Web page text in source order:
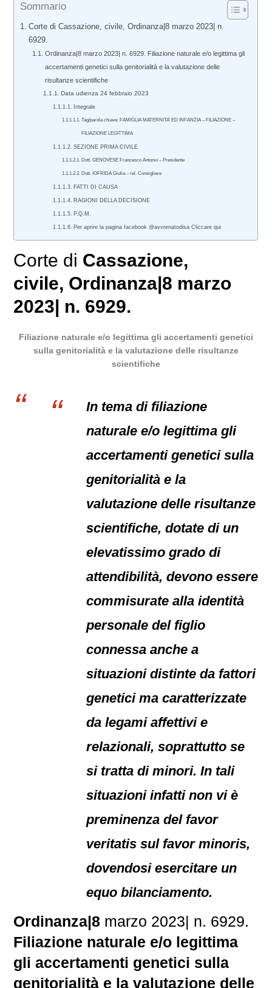
Sommario
Corte di Cassazione, civile, Ordinanza|8 marzo 2023| n.
6929.
Ordinanza|8 marzo 2023| n. 6929. Filiazione naturale e/o legittima gli
accertamenti genetici sulla genitorialità e la valutazione delle
risultanze scientifiche
Data udienza 24 febbraio 2023
Integrale
Tag/parola chiave: FAMIGLIA MATERNITA’ ED INFANZIA – FILIAZIONE –
FILIAZIONE LEGITTIMA
SEZIONE PRIMA CIVILE
Dott. GENOVESE Francesco Antonio – Presidente
Dott. IOFRIDA Giulia – rel. Consigliere
FATTI DI CAUSA
RAGIONI DELLA DECISIONE
P.Q.M.
Per aprire la pagina facebook @avvrenatodisa Cliccare qui
Corte di Cassazione,
civile, Ordinanza|8 marzo
2023| n. 6929.
Filiazione naturale e/o legittima gli accertamenti genetici
sulla genitorialità e la valutazione delle risultanze
scientifiche
In tema di filiazione
naturale e/o legittima gli
accertamenti genetici sulla
genitorialità e la
valutazione delle risultanze
scientifiche, dotate di un
elevatissimo grado di
attendibilità, devono essere
commisurate alla identità
personale del figlio
connessa anche a
situazioni distinte da fattori
genetici ma caratterizzate
da legami affettivi e
relazionali, soprattutto se
si tratta di minori. In tali
situazioni infatti non vi è
preminenza del favor
veritatis sul favor minoris,
dovendosi esercitare un
equo bilanciamento.
Ordinanza|8 marzo 2023| n. 6929.
Filiazione naturale e/o legittima
gli accertamenti genetici sulla
genitorialità e la valutazione delle